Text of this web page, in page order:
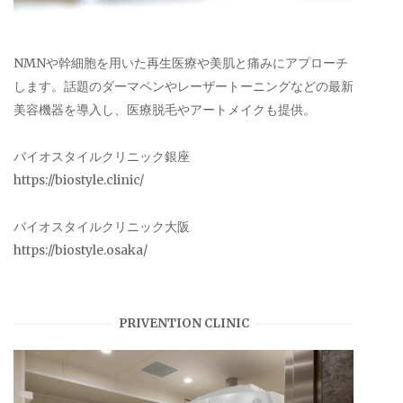
NMNや幹細胞を用いた再生医療や美肌と痛みにアプローチ
します。話題のダーマペンやレーザートーニングなどの最新
美容機器を導入し、医療脱毛やアートメイクも提供。
バイオスタイルクリニック銀座
https://biostyle.clinic/
バイオスタイルクリニック大阪
https://biostyle.osaka/
PRIVENTION CLINIC